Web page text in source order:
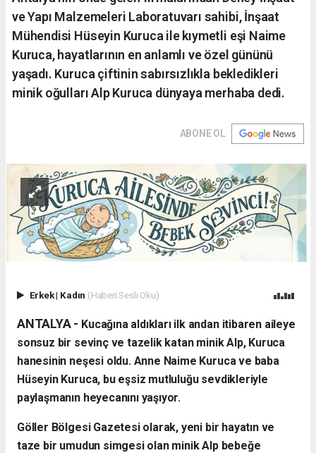
ve Yapı Malzemeleri Laboratuvarı sahibi, İnşaat
Mühendisi Hüseyin Kuruca ile kıymetli eşi Naime
Kuruca, hayatlarının en anlamlı ve özel gününü
yaşadı. Kuruca çiftinin sabırsızlıkla bekledikleri
minik oğulları Alp Kuruca dünyaya merhaba dedi.
ABONE OL
Erkek| Kadın (Haberi Sesli Oku)
ANTALYA - ​ Kucağına aldıkları ilk andan itibaren aileye
sonsuz bir sevinç ve tazelik katan minik Alp, Kuruca
hanesinin neşesi oldu. Anne Naime Kuruca ve baba
Hüseyin Kuruca, bu eşsiz mutluluğu sevdikleriyle
paylaşmanın heyecanını yaşıyor.
​Göller Bölgesi Gazetesi olarak, yeni bir hayatın ve
taze bir umudun simgesi olan minik Alp bebeğe